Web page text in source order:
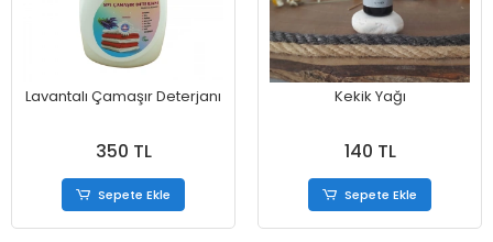
Lavantalı Çamaşır Deterjanı
350 TL
Sepete Ekle
Kekik Yağı
140 TL
Sepete Ekle